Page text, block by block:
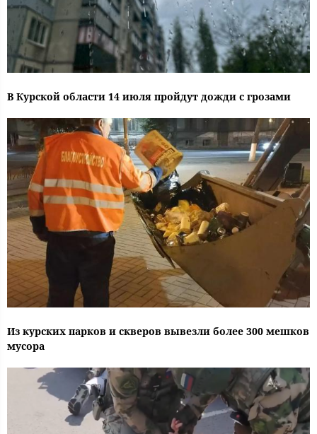
В Курской области 14 июля пройдут дожди с грозами
Из курских парков и скверов вывезли более 300 мешков
мусора